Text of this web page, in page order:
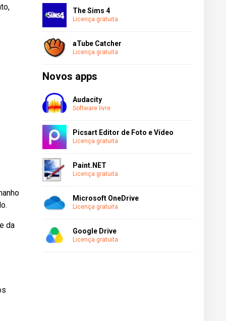
da
The Sims 4
Licença gratuita
aTube Catcher
Licença gratuita
Novos apps
Audacity
Software livre
Picsart Editor de Foto e Vídeo
Licença gratuita
Paint.NET
Licença gratuita
Microsoft OneDrive
Licença gratuita
Google Drive
Licença gratuita